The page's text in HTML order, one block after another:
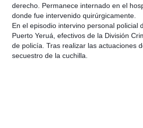
derecho. Permanece internado en el
donde fue intervenido quirúrgicamente.
En el episodio intervino personal policial
Puerto Yeruá, efectivos de la División
de policía. Tras realizar las actuaciones
secuestro de la cuchilla.